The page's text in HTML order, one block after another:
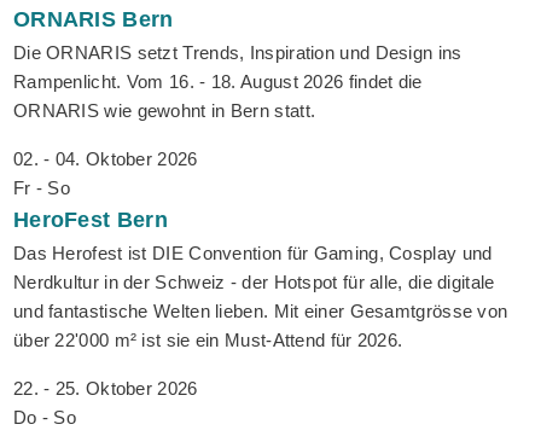
ORNARIS Bern
Die ORNARIS setzt Trends, Inspiration und Design ins
Rampenlicht. Vom 16. - 18. August 2026 findet die
ORNARIS wie gewohnt in Bern statt.
02. - 04. Oktober 2026
Fr - So
HeroFest Bern
Das Herofest ist DIE Convention für Gaming, Cosplay und
Nerdkultur in der Schweiz - der Hotspot für alle, die digitale
und fantastische Welten lieben. Mit einer Gesamtgrösse von
über 22'000 m² ist sie ein Must-Attend für 2026.
22. - 25. Oktober 2026
Do - So